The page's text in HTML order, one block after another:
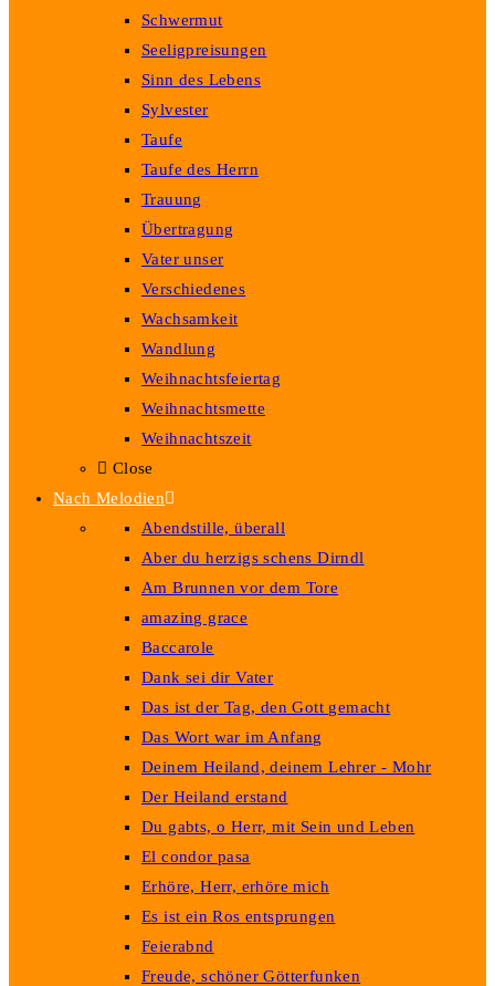
Schwermut
Seeligpreisungen
Sinn des Lebens
Sylvester
Taufe
Taufe des Herrn
Trauung
Übertragung
Vater unser
Verschiedenes
Wachsamkeit
Wandlung
Weihnachtsfeiertag
Weihnachtsmette
Weihnachtszeit
Close
Nach Melodien
Abendstille, überall
Aber du herzigs schens Dirndl
Am Brunnen vor dem Tore
amazing grace
Baccarole
Dank sei dir Vater
Das ist der Tag, den Gott gemacht
Das Wort war im Anfang
Deinem Heiland, deinem Lehrer - Mohr
Der Heiland erstand
Du gabts, o Herr, mit Sein und Leben
El condor pasa
Erhöre, Herr, erhöre mich
Es ist ein Ros entsprungen
Feierabnd
Freude, schöner Götterfunken